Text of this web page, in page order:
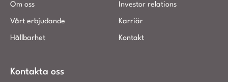
Om oss
Vårt erbjudande
Hållbarhet
Investor relations
Karriär
Kontakt
Kontakta oss